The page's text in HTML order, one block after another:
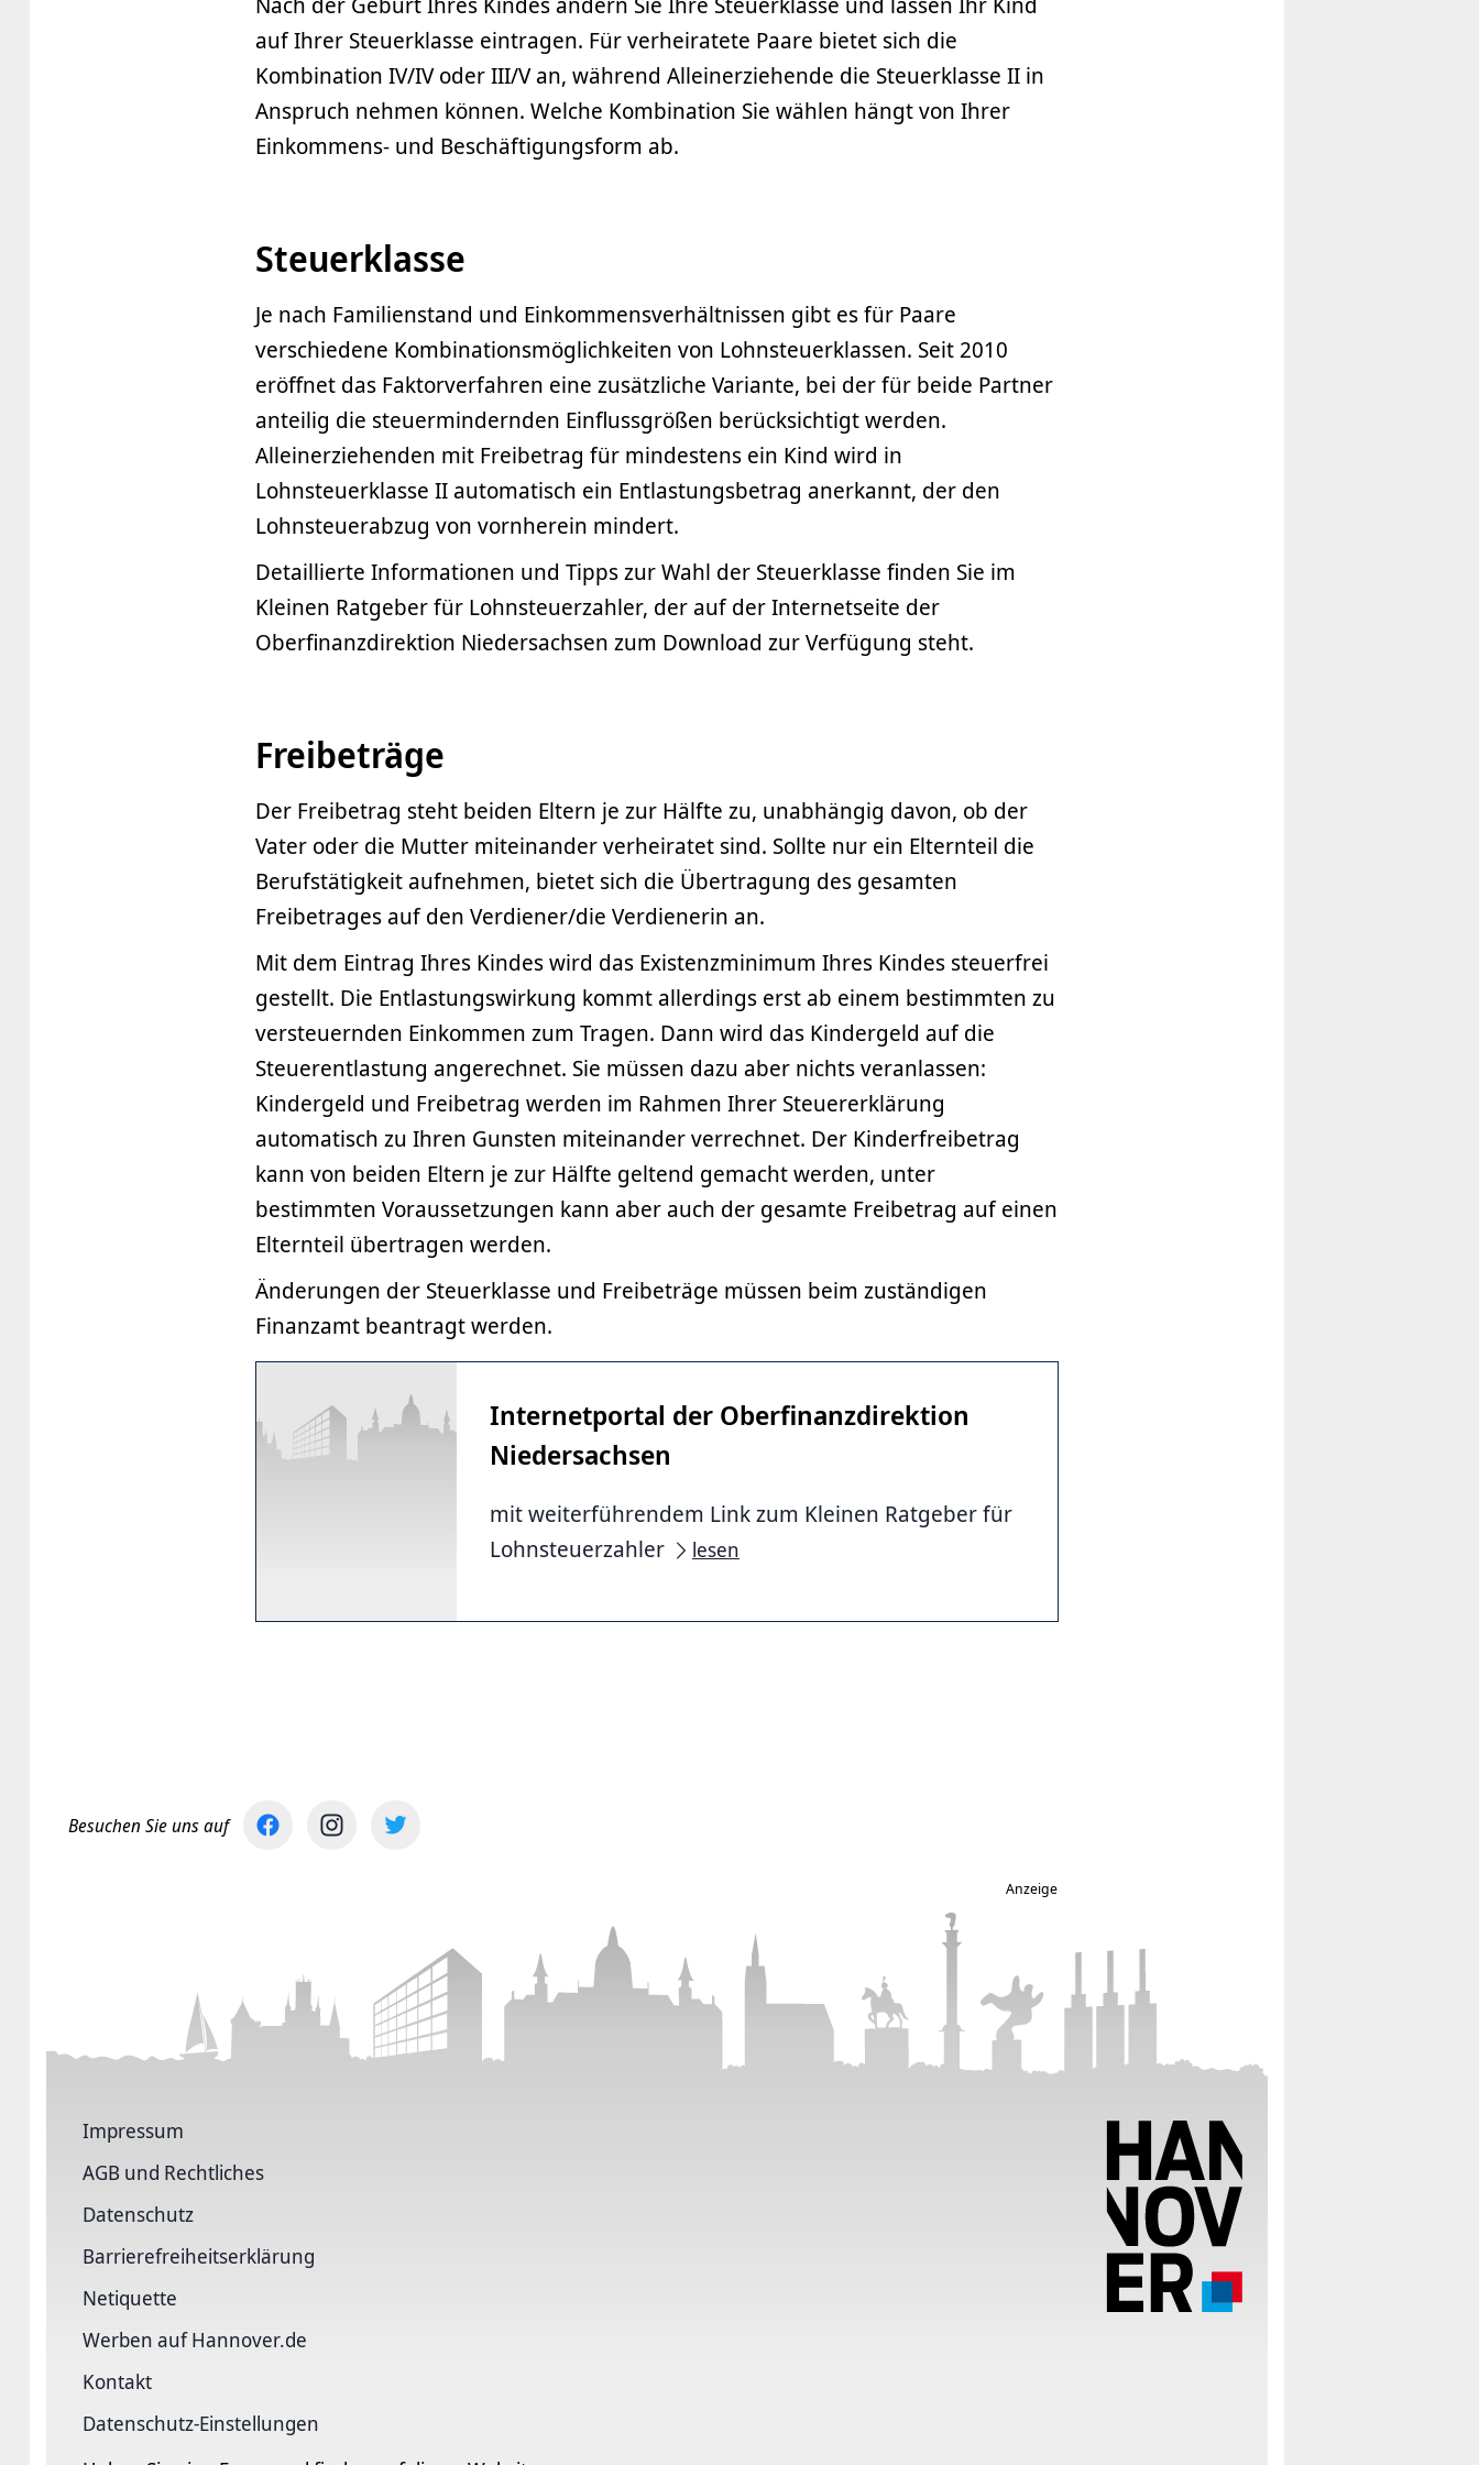
auf Ihrer Steuerklasse eintragen. Für verheiratete Paare bietet sich die
Kombination IV/IV oder III/V an, während Alleinerziehende die Steuerklasse II in
Anspruch nehmen können. Welche Kombination Sie wählen hängt von Ihrer
Einkommens- und Beschäftigungsform ab.
Steuerklasse
Je nach Familienstand und Einkommensverhältnissen gibt es für Paare
verschiedene Kombinationsmöglichkeiten von Lohnsteuerklassen. Seit 2010
eröffnet das Faktorverfahren eine zusätzliche Variante, bei der für beide Partner
anteilig die steuermindernden Einflussgrößen berücksichtigt werden.
Alleinerziehenden mit Freibetrag für mindestens ein Kind wird in
Lohnsteuerklasse II automatisch ein Entlastungsbetrag anerkannt, der den
Lohnsteuerabzug von vornherein mindert.
Detaillierte Informationen und Tipps zur Wahl der Steuerklasse finden Sie im
Kleinen Ratgeber für Lohnsteuerzahler, der auf der Internetseite der
Oberfinanzdirektion Niedersachsen zum Download zur Verfügung steht.
Freibeträge
Der Freibetrag steht beiden Eltern je zur Hälfte zu, unabhängig davon, ob der
Vater oder die Mutter miteinander verheiratet sind. Sollte nur ein Elternteil die
Berufstätigkeit aufnehmen, bietet sich die Übertragung des gesamten
Freibetrages auf den Verdiener/die Verdienerin an.
Mit dem Eintrag Ihres Kindes wird das Existenzminimum Ihres Kindes steuerfrei
gestellt. Die Entlastungswirkung kommt allerdings erst ab einem bestimmten zu
versteuernden Einkommen zum Tragen. Dann wird das Kindergeld auf die
Steuerentlastung angerechnet. Sie müssen dazu aber nichts veranlassen:
Kindergeld und Freibetrag werden im Rahmen Ihrer Steuererklärung
automatisch zu Ihren Gunsten miteinander verrechnet. Der Kinderfreibetrag
kann von beiden Eltern je zur Hälfte geltend gemacht werden, unter
bestimmten Voraussetzungen kann aber auch der gesamte Freibetrag auf einen
Elternteil übertragen werden.
Änderungen der Steuerklasse und Freibeträge müssen beim zuständigen
Finanzamt beantragt werden.
Internetportal der Oberfinanzdirektion
Niedersachsen
mit weiterführendem Link zum Kleinen Ratgeber für
Lohnsteuerzahler
lesen
Besuchen Sie uns auf
Anzeige
Impressum
AGB und Rechtliches
Datenschutz
Barriere­freiheits­erklärung
Netiquette
Werben auf Hannover.de
Kontakt
Datenschutz-Einstellungen